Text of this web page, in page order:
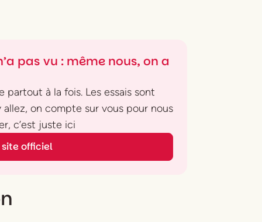
pas vu : même nous, on a
à la fois. Les essais sont
on compte sur vous pour nous
c’est juste ici
site officiel